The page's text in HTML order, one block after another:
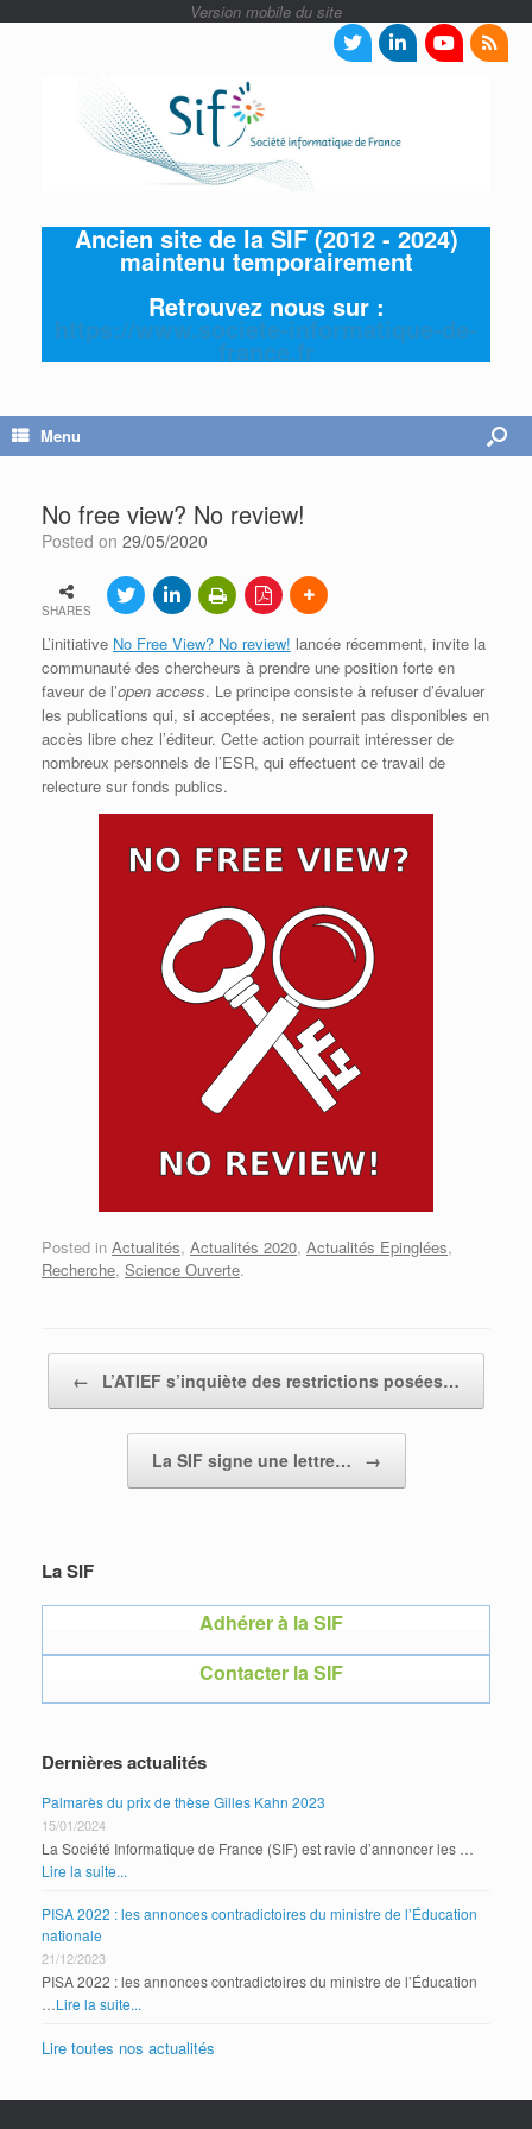
Ancien site de la SIF (2012 - 2024)
maintenu temporairement
Retrouvez nous sur :
https://www.societe-informatique-de-
france.fr
Menu
No free view? No review!
Posted on 29/05/2020
SHARES
L’initiative No Free View? No review! lancée récemment, invite la
communauté des chercheurs à prendre une position forte en
faveur de l’open access. Le principe consiste à refuser d’évaluer
les publications qui, si acceptées, ne seraient pas disponibles en
accès libre chez l’éditeur. Cette action pourrait intéresser de
nombreux personnels de l’ESR, qui effectuent ce travail de
relecture sur fonds publics.
Posted in Actualités, Actualités 2020, Actualités Epinglées,
Recherche, Science Ouverte.
← L’ATIEF s’inquiète des restrictions posées…
La SIF signe une lettre… →
La SIF
Adhérer à la SIF
Contacter la SIF
Dernières actualités
Palmarès du prix de thèse Gilles Kahn 2023
15/01/2024
La Société Informatique de France (SIF) est ravie d’annoncer les …
Lire la suite...
PISA 2022 : les annonces contradictoires du ministre de l’Éducation
nationale
21/12/2023
PISA 2022 : les annonces contradictoires du ministre de l’Éducation
…Lire la suite...
Lire toutes nos actualités